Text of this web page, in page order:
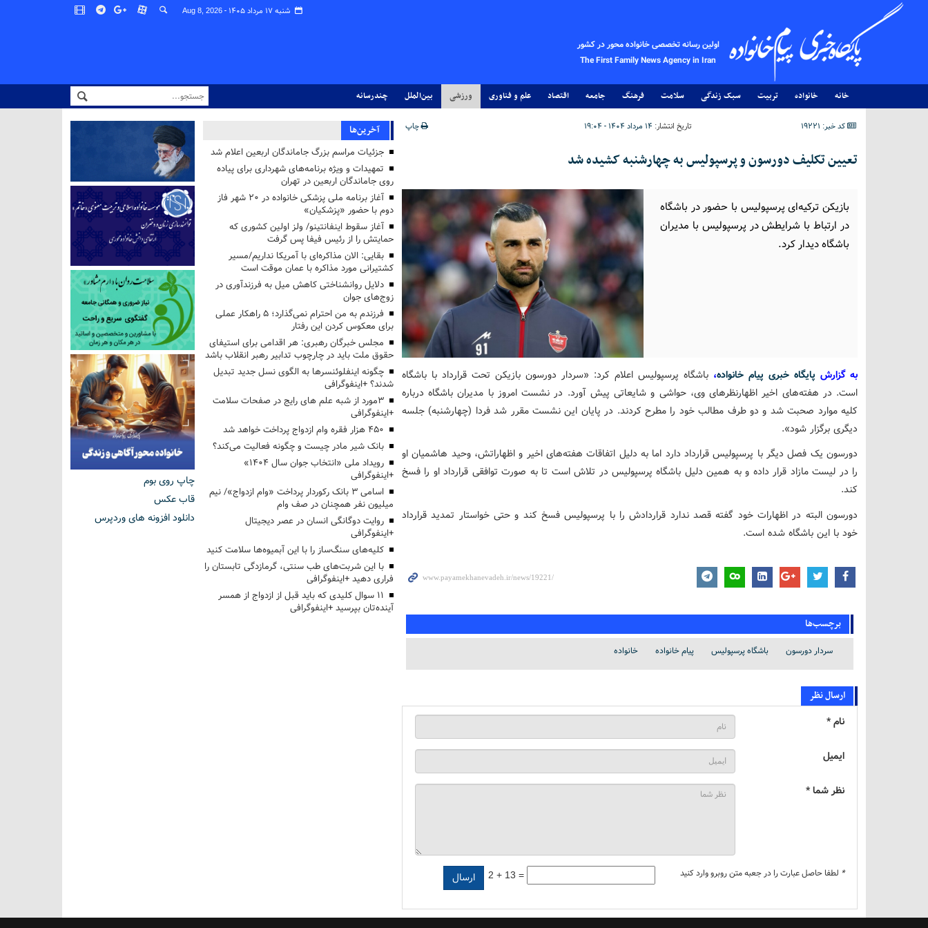
شنبه ۱۷ مرداد ۱۴۰۵ - Aug 8, 2026
اولین رسانه تخصصی خانواده محور در کشور
The First Family News Agency in Iran
خانه خانواده تربیت سبک زندگی سلامت فرهنگ جامعه اقتصاد علم و فناوری ورزشی بین‌الملل چندرسانه
کد خبر: 19221 تاریخ انتشار: ۱۴ مرداد ۱۴۰۴ - ۱۹:۰۴ چاپ
تعیین تکلیف دورسون و پرسپولیس به چهارشنبه کشیده شد
بازیکن ترکیه‌ای پرسپولیس با حضور در باشگاه
در ارتباط با شرایطش در پرسپولیس با مدیران
باشگاه دیدار کرد.
به گزارش پایگاه خبری پیام خانواده، باشگاه پرسپولیس اعلام کرد: «سردار دورسون بازیکن تحت قرارداد با باشگاه
است. در هفته‌‎های اخیر اظهارنظرهای وی، حواشی و شایعاتی پیش آورد. در نشست امروز با مدیران باشگاه درباره
کلیه موارد صحبت شد و دو طرف مطالب خود را مطرح کردند. در پایان این نشست مقرر شد فردا (چهارشنبه) جلسه
دیگری برگزار شود».
دورسون یک فصل دیگر با پرسپولیس قرارداد دارد اما به دلیل اتفاقات هفته‌های اخیر و اظهاراتش، وحید هاشمیان او
را در لیست مازاد قرار داده و به همین دلیل باشگاه پرسپولیس در تلاش است تا به صورت توافقی قرارداد او را فسخ
کند.
دورسون البته در اظهارات خود گفته قصد ندارد قراردادش را با پرسپولیس فسخ کند و حتی خواستار تمدید قرارداد
خود با این باشگاه شده است.
برچسب‌ها
سردار دورسون باشگاه پرسپولیس پیام خانواده خانواده
ارسال نظر
نام *
ایمیل
نظر شما *
* لطفا حاصل عبارت را در جعبه متن روبرو وارد کنید 2 + 13 =
آخرین‌ها
جزئیات مراسم بزرگ جاماندگان اربعین اعلام شد
تمهیدات و ویژه برنامه‌های شهرداری برای پیاده
روی جاماندگان اربعین در تهران
آغاز برنامه ملی پزشکی خانواده در ۲۰ شهر فاز
دوم با حضور «پزشکیان»
آغاز سقوط اینفانتینو/ ولز اولین کشوری که
حمایتش را از رئیس فیفا پس گرفت
بقایی: الان مذاکره‌ای با آمریکا نداریم/مسیر
کشتیرانی مورد مذاکره با عمان موقت است
دلایل روانشناختی کاهش میل به فرزندآوری در
زوج‌های جوان
فرزندم به من احترام نمی‌گذارد؛ ۵ راهکار عملی
برای معکوس کردن این رفتار
مجلس خبرگان رهبری: هر اقدامی برای استیفای
حقوق ملت باید در چارچوب تدابیر رهبر انقلاب باشد
چگونه اینفلوئنسرها به الگوی نسل جدید تبدیل
شدند؟ +اینفوگرافی
3مورد از شبه علم های رایج در صفحات سلامت
+اینفوگرافی
۴۵۰ هزار فقره وام ازدواج پرداخت خواهد شد
بانک شیر مادر چیست و چگونه فعالیت می‌کند؟
رویداد ملی «انتخاب جوان سال ۱۴۰۴»
+اینفوگرافی
اسامی ۳ بانک رکوردار پرداخت «وام ازدواج»/ نیم
میلیون نفر همچنان در صف وام
روایت دوگانگی انسان در عصر دیجیتال
+اینفوگرافی
کلیه‌های سنگ‌ساز را با این آبمیوه‌ها سلامت کنید
با این شربت‌های طب سنتی، گرمازدگی تابستان را
فراری دهید +اینفوگرافی
۱۱ سوال کلیدی که باید قبل از ازدواج از همسر
آینده‌تان بپرسید +اینفوگرافی
چاپ روی بوم
قاب عکس
دانلود افزونه های وردپرس